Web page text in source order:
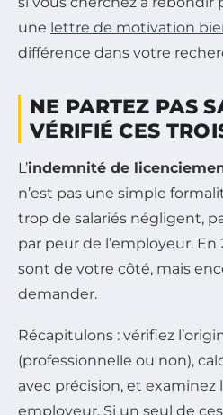
une lettre de motivation
différence dans votre
NE PARTEZ PAS
VÉRIFIÉ CES
L’indemnité de
n’est pas une simple
trop de salariés négligent,
par peur de l’employeur.
sont de votre côté, mais
demander.
Récapitulons : vérifiez
(professionnelle ou non),
avec précision, et
employeur. Si un seul de